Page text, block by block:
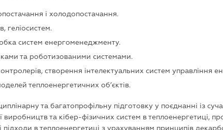
і холодопостачання.
геліосистем.
систем енергоменеджменту.
та роботизованими системами.
створення інтелектуальних систем управління
теплоенергетичних об’єктів.
та багатопрофільну підготовку у поєднанні із
виробництв та кібер-фізичних систем в теплоенергетиці,
підходи в теплоенергетиці з урахуванням принципів